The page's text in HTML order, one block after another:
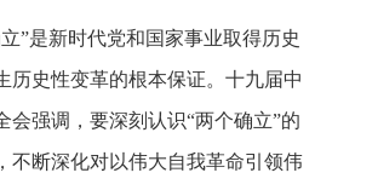
”是新时代党和国家事业取得历史
历史性变革的根本保证。十九届中
会强调，要深刻认识“两个确立”的
不断深化对以伟大自我革命引领伟